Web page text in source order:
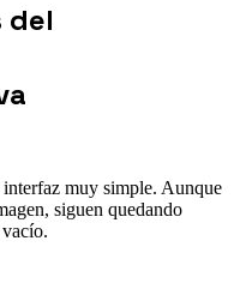
del
interfaz muy simple. Aunque
siguen quedando